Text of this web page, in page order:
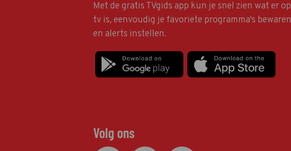
Met de gratis TVgids app kun je snel zien wat er op
tv is, eenvoudig je favoriete programma's bewaren
en alerts instellen.
Volg ons